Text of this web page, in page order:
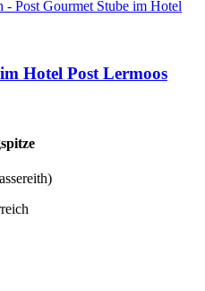
Hotel Post Lermoos